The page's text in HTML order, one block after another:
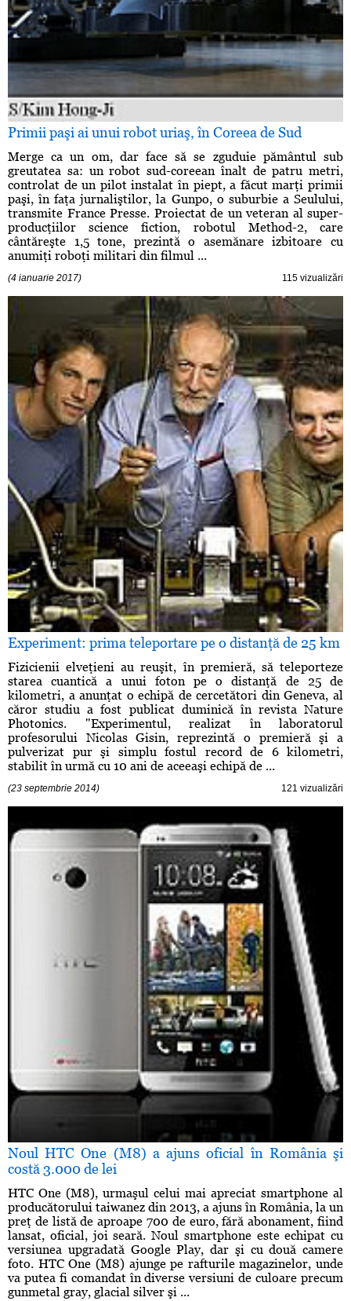
Primii paşi ai unui robot uriaş, în Coreea de Sud
Merge ca un om, dar face să se zguduie pământul sub
greutatea sa: un robot sud-coreean înalt de patru metri,
controlat de un pilot instalat în piept, a făcut marţi primii
paşi, în faţa jurnaliştilor, la Gunpo, o suburbie a Seulului,
transmite France Presse. Proiectat de un veteran al super-
producţiilor science fiction, robotul Method-2, care
cântăreşte 1,5 tone, prezintă o asemănare izbitoare cu
anumiţi roboţi militari din filmul ...
(4 ianuarie 2017) 115 vizualizări
Experiment: prima teleportare pe o distanţă de 25 km
Fizicienii elveţieni au reuşit, în premieră, să teleporteze
starea cuantică a unui foton pe o distanţă de 25 de
kilometri, a anunţat o echipă de cercetători din Geneva, al
căror studiu a fost publicat duminică în revista Nature
Photonics. "Experimentul, realizat în laboratorul
profesorului Nicolas Gisin, reprezintă o premieră şi a
pulverizat pur şi simplu fostul record de 6 kilometri,
stabilit în urmă cu 10 ani de aceeaşi echipă de ...
(23 septembrie 2014) 121 vizualizări
Noul HTC One (M8) a ajuns oficial în România şi
costă 3.000 de lei
HTC One (M8), urmaşul celui mai apreciat smartphone al
producătorului taiwanez din 2013, a ajuns în România, la un
preţ de listă de aproape 700 de euro, fără abonament, fiind
lansat, oficial, joi seară. Noul smartphone este echipat cu
versiunea upgradată Google Play, dar şi cu două camere
foto. HTC One (M8) ajunge pe rafturile magazinelor, unde
va putea fi comandat în diverse versiuni de culoare precum
gunmetal gray, glacial silver şi ...